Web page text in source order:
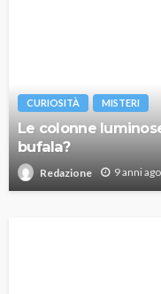
CURIOSITÀ MISTERI
Le colonne
bufala?
Redazione 9 anni ago